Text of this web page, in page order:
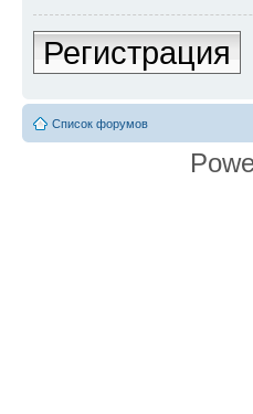
Регистрация
Список форумов